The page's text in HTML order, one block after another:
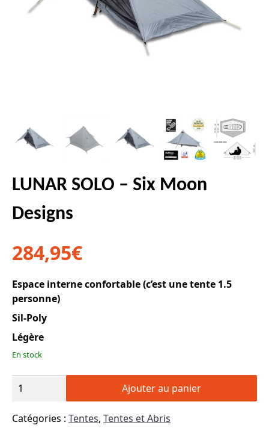
LUNAR SOLO – Six Moon
Designs
284,95€
Espace interne confortable (c’est une tente 1.5
personne)
Sil-Poly
Légère
En stock
quantité
de
SOLO
Ajouter au panier
Catégories : Tentes, Tentes et Abris